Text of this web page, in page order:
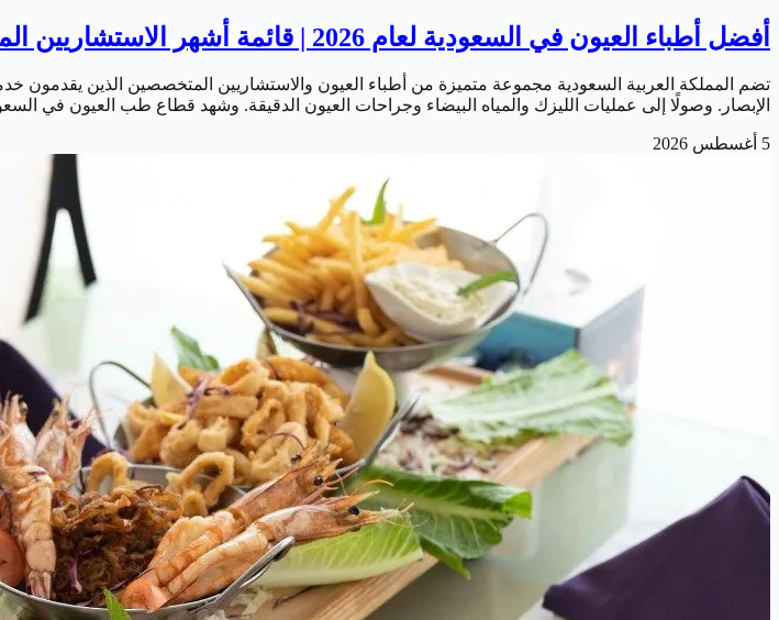
أفضل أطباء العيون في السعودية لعام 2026 | قائمة أشهر الاستشاريين المتخصصين
تضم المملكة العربية السعودية مجموعة متميزة من أطباء العيون والاستشاريين المتخصصين الذين
الإبصار. وصولًا إلى عمليات الليزك والمياه البيضاء وجراحات العيون الدقيقة. وشهد قطاع طب العيون في
5 أغسطس 2026